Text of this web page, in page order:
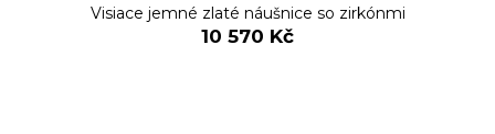
Visiace jemné zlaté náušnice so zirkónmi
10 570 Kč